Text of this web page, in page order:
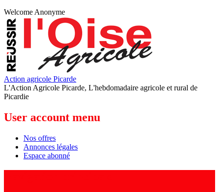
Welcome Anonyme
Action agricole Picarde
L'Action Agricole Picarde, L'hebdomadaire agricole et rural de
Picardie
User account menu
Nos offres
Annonces légales
Espace abonné